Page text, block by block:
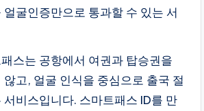
굴인증만으로 통과할 수 있는 서
스는 공항에서 여권과 탑승권을
고, 얼굴 인식을 중심으로 출국 절
비스입니다. 스마트패스 ID를 만